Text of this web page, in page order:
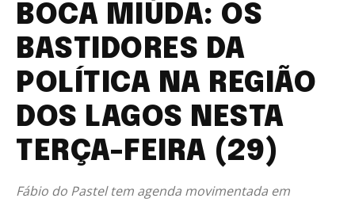
BOCA MIÚDA: OS
BASTIDORES DA
POLÍTICA NA REGIÃO
DOS LAGOS NESTA
TERÇA-FEIRA (29)
Fábio do Pastel tem agenda movimentada em